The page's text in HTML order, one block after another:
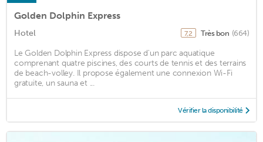
Golden Dolphin Express
Hotel 7,2 Très bon (664)
Le Golden Dolphin Express dispose d'un parc aquatique
comprenant quatre piscines, des courts de tennis et des terrains
de beach-volley. Il propose également une connexion Wi-Fi
gratuite, un sauna et ...
Vérifier la disponibilité